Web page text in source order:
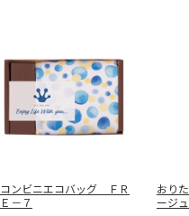
コンビニエコバッグ ＦＲ
Ｅ－７
おり
ージ